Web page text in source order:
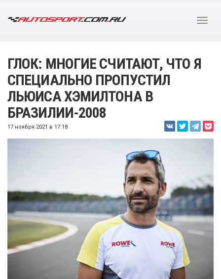
ГЛОК: МНОГИЕ СЧИТАЮТ, ЧТО Я
СПЕЦИАЛЬНО ПРОПУСТИЛ
ЛЬЮИСА ХЭМИЛТОНА В
БРАЗИЛИИ-2008
17 ноября 2021 в 17:18